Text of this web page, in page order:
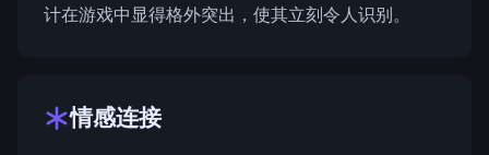
计在游戏中显得格外突出，使其立刻令人识别。
情感连接